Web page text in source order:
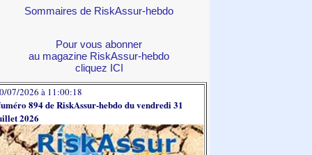
Sommaires de RiskAssur-hebdo
Pour vous abonner
au magazine RiskAssur-hebdo
cliquez ICI
07/2026 à 11:00:18
894 de RiskAssur-hebdo du vendredi 31
2026